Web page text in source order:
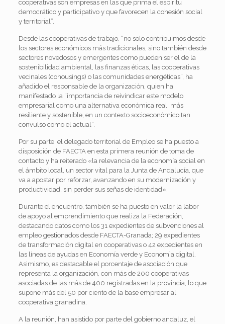
cooperativas son empresas en las que prima el espíritu
democrático y participativo y que favorecen la cohesión social
y territorial”.
Desde las cooperativas de trabajo, “no solo contribuimos desde
los sectores económicos más tradicionales, sino también desde
sectores novedosos y emergentes como pueden ser el de la
sostenibilidad ambiental, las finanzas éticas, las cooperativas
vecinales (cohousings) o las comunidades energéticas”, ha
añadido el responsable de la organización, quien ha
manifestado la “importancia de reivindicar este modelo
empresarial como una alternativa económica real, más
resiliente y sostenible, en un contexto socioeconómico tan
convulso como el actual”.
Por su parte, el delegado territorial de Empleo se ha puesto a
disposición de FAECTA en esta primera reunión de toma de
contacto y ha reiterado «la relevancia de la economía social en
el ámbito local, un sector vital para la Junta de Andalucía, que
va a apostar por reforzar, avanzando en su modernización y
productividad, sin perder sus señas de identidad».
Durante el encuentro, también se ha puesto en valor la labor
de apoyo al emprendimiento que realiza la Federación,
destacando datos como los 31 expedientes de subvenciones al
empleo gestionados desde FAECTA-Granada; 29 expedientes
de transformación digital en cooperativas o 42 expedientes en
las líneas de ayudas en Economía verde y Economìa digital.
Asimismo, es destacable el porcentaje de asociación que
representa la organización, con más de 200 cooperativas
asociadas de las más de 400 registradas en la provincia, lo que
supone más del 50 por ciento de la base empresarial
cooperativa granadina.
A la reunión, han asistido por parte del gobierno andaluz, el